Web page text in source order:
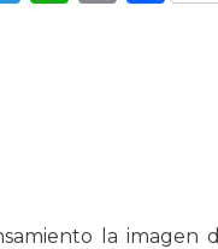
la imagen